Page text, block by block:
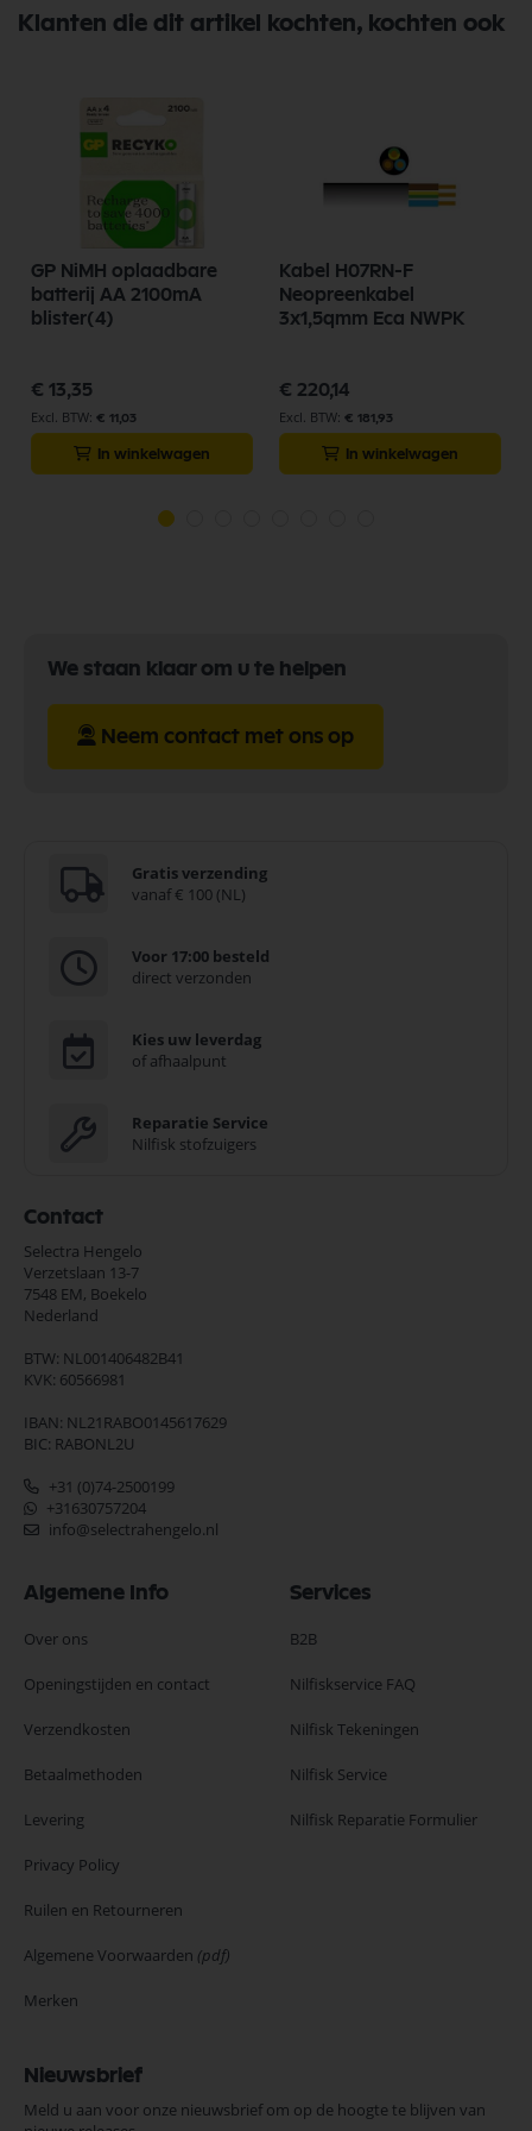
Klanten die dit artikel kochten, kochten ook
GP NiMH oplaadbare
batterij AA 2100mA
blister(4)
€ 13,35
€ 11,03
In winkelwagen
Kabel H07RN-F
Neopreenkabel
3x1,5qmm Eca NWPK
€ 220,14
€ 181,93
In winkelwagen
We staan klaar om u te helpen
Neem contact met ons op
Gratis verzending
vanaf € 100 (NL)
Voor 17:00 besteld
direct verzonden
Kies uw leverdag
of afhaalpunt
Reparatie Service
Nilfisk stofzuigers
Contact
Selectra Hengelo
Verzetslaan 13-7
7548 EM, Boekelo
Nederland
BTW: NL001406482B41
KVK: 60566981
IBAN: NL21RABO0145617629
BIC: RABONL2U
+31 (0)74-2500199
+31630757204
info@selectrahengelo.nl
Algemene Info
Over ons
Openingstijden en contact
Verzendkosten
Betaalmethoden
Levering
Privacy Policy
Ruilen en Retourneren
Algemene Voorwaarden (pdf)
Merken
Services
B2B
Nilfiskservice FAQ
Nilfisk Tekeningen
Nilfisk Service
Nilfisk Reparatie Formulier
Nieuwsbrief
Meld u aan voor onze nieuwsbrief om op de hoogte te blijven van